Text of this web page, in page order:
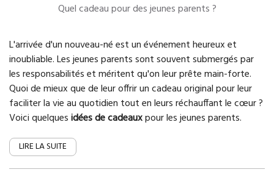
Quel cadeau pour des jeunes parents ?
L'arrivée d'un nouveau-né est un événement heureux et
inoubliable. Les jeunes parents sont souvent submergés par
les responsabilités et méritent qu'on leur prête main-forte.
Quoi de mieux que de leur offrir un cadeau original pour leur
faciliter la vie au quotidien tout en leurs réchauffant le cœur ?
Voici quelquesidées de cadeauxpour les jeunes parents.
LIRE LA SUITE